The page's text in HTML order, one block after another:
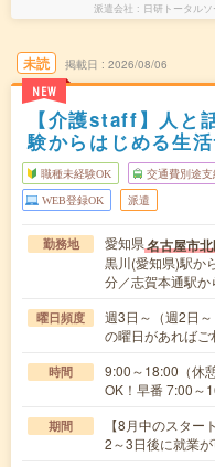
派遣会社 日研トータル
未読
NEW
掲載日 2026/08/06
【介護staff】人と
験からはじめる生
職種未経験OK 交通費別途支
WEB登録OK 派遣
勤務地 愛知県名古屋市
黒川(愛知県)駅か
分／志賀本通駅
曜日頻度
週3日～（週2日
の曜日があればご
時間
9:00～18:00（休
OK！早番 7:00～
期間
【8月中のスタ
2～3日後に就業が